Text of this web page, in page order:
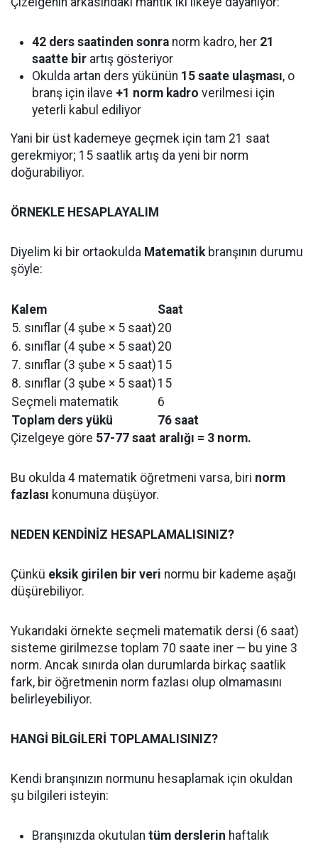
42 ders saatinden sonra norm kadro, her 21
saatte bir artış gösteriyor
Okulda artan ders yükünün 15 saate ulaşması, o
branş için ilave +1 norm kadro verilmesi için
yeterli kabul ediliyor
Yani bir üst kademeye geçmek için tam 21 saat
gerekmiyor; 15 saatlik artış da yeni bir norm
doğurabiliyor.
ÖRNEKLE HESAPLAYALIM
Diyelim ki bir ortaokulda Matematik branşının durumu
şöyle:
Kalem
Saat
5. sınıflar (4 şube × 5 saat) 20
6. sınıflar (4 şube × 5 saat) 20
7. sınıflar (3 şube × 5 saat) 15
8. sınıflar (3 şube × 5 saat) 15
Seçmeli matematik
6
Toplam ders yükü
76 saat
Çizelgeye göre 57-77 saat aralığı = 3 norm.
Bu okulda 4 matematik öğretmeni varsa, biri norm
fazlası konumuna düşüyor.
NEDEN KENDİNİZ HESAPLAMALISINIZ?
Çünkü eksik girilen bir veri normu bir kademe aşağı
düşürebiliyor.
Yukarıdaki örnekte seçmeli matematik dersi (6 saat)
sisteme girilmezse toplam 70 saate iner — bu yine 3
norm. Ancak sınırda olan durumlarda birkaç saatlik
fark, bir öğretmenin norm fazlası olup olmamasını
belirleyebiliyor.
HANGİ BİLGİLERİ TOPLAMALISINIZ?
Kendi branşınızın normunu hesaplamak için okuldan
şu bilgileri isteyin:
Branşınızda okutulan tüm derslerin haftalık